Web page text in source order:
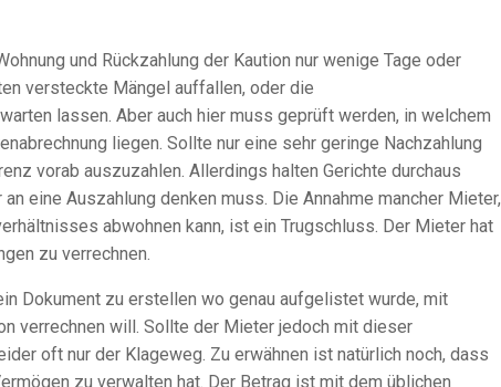
und Rückzahlung der Kaution nur wenige Tage oder
versteckte Mängel auffallen, oder die
lassen. Aber auch hier muss geprüft werden, in welchem
liegen. Sollte nur eine sehr geringe Nachzahlung
vorab auszuzahlen. Allerdings halten Gerichte durchaus
eine Auszahlung denken muss. Die Annahme mancher Mieter,
abwohnen kann, ist ein Trugschluss. Der Mieter hat
zu verrechnen.
Dokument zu erstellen wo genau aufgelistet wurde, mit
verrechnen will. Sollte der Mieter jedoch mit dieser
oft nur der Klageweg. Zu erwähnen ist natürlich noch, dass
zu verwalten hat. Der Betrag ist mit dem üblichen